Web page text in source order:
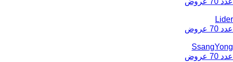
Lider
عدد 70 عروض
SsangYong
عدد 70 عروض